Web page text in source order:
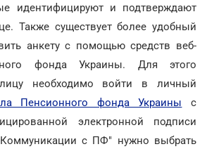
идентифицируют и подтверждают
Также существует более удобный
анкету с помощью средств веб-
фонда Украины. Для этого
лицу необходимо войти в личный
Пенсионного фонда Украины с
электронной подписи
с ПФ" нужно выбрать